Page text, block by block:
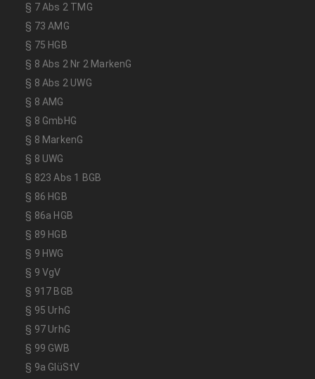
§ 7 Abs 2 TMG
§ 73 AMG
§ 75 HGB
§ 8 Abs 2 Nr 2 MarkenG
§ 8 Abs 2 UWG
§ 8 AMG
§ 8 GmbHG
§ 8 MarkenG
§ 8 UWG
§ 823 Abs 1 BGB
§ 86 HGB
§ 86a HGB
§ 89 HGB
§ 9 HWG
§ 9 VgV
§ 917 BGB
§ 95 UrhG
§ 97 UrhG
§ 99 GWB
§ 9a GlüStV